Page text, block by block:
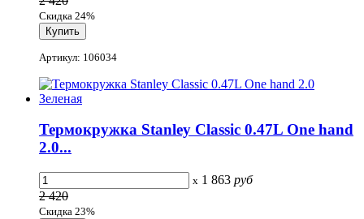
Скидка 24%
Артикул: 106034
Термокружка Stanley Classic 0.47L One hand
2.0...
x 1 863 руб
2 420
Скидка 23%